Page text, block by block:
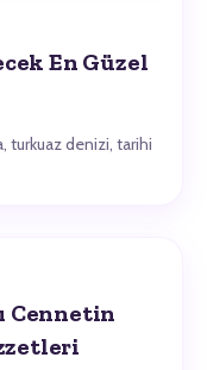
En Güzel
turkuaz denizi, tarihi
Cennetin